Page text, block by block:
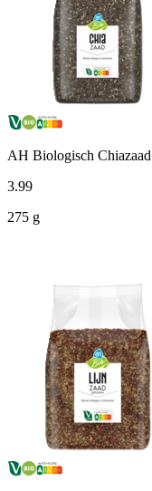
AH Biologisch Chiazaad
3.99
275 g